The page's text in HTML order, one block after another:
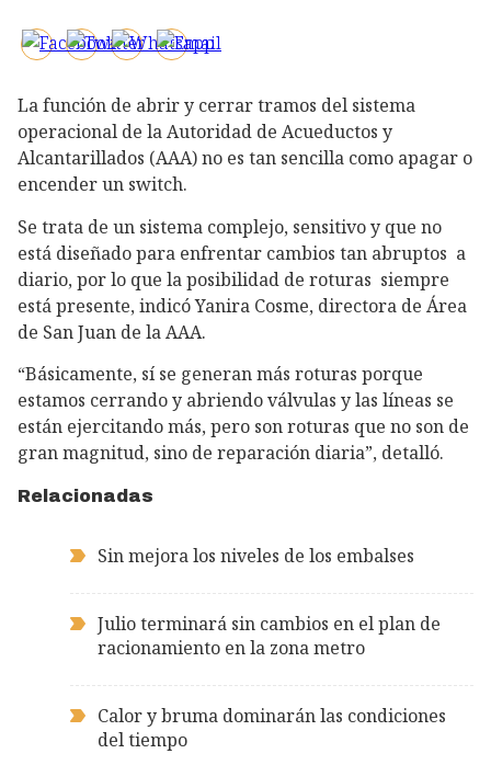
La función de abrir y cerrar tramos del sistema
operacional de la Autoridad de Acueductos y
Alcantarillados (AAA) no es tan sencilla como apagar o
encender un switch.
Se trata de un sistema complejo, sensitivo y que no
está diseñado para enfrentar cambios tan abruptos a
diario, por lo que la posibilidad de roturas siempre
está presente, indicó Yanira Cosme, directora de Área
de San Juan de la AAA.
“Básicamente, sí se generan más roturas porque
estamos cerrando y abriendo válvulas y las líneas se
están ejercitando más, pero son roturas que no son de
gran magnitud, sino de reparación diaria”, detalló.
Relacionadas
Sin mejora los niveles de los embalses
Julio terminará sin cambios en el plan de
racionamiento en la zona metro
Calor y bruma dominarán las condiciones
del tiempo